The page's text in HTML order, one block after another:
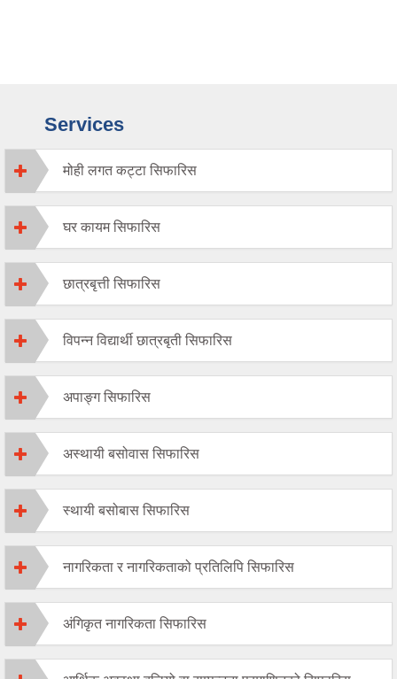
Services
मोही लगत कट्टा सिफारिस
घर कायम सिफारिस
छात्रबृत्ती सिफारिस
विपन्न विद्यार्थी छात्रबृती सिफारिस
अपाङ्ग सिफारिस
अस्थायी बसोवास सिफारिस
स्थायी बसोबास सिफारिस
नागरिकता र नागरिकताको प्रतिलिपि सिफारिस
अंगिकृत नागरिकता सिफारिस